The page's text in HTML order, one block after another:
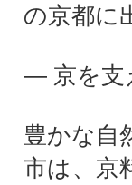
の京都に
― 京を支
豊かな自
市は、京